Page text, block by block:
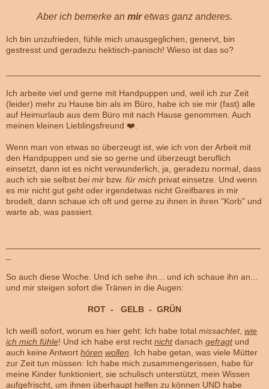
Aber ich bemerke an miretwas ganz anderes.
Ich bin unzufrieden, fühle mich unausgeglichen, genervt, bin
gestresst und geradezu hektisch-panisch! Wieso ist das so?
Ich arbeite viel und gerne mit Handpuppen und, weil ich zur Zeit
(leider) mehr zu Hause bin als im Büro, habe ich sie mir (fast) alle
auf Heimurlaub aus dem Büro mit nach Hause genommen. Auch
meinen kleinen Lieblingsfreund ❤️.
Wenn man von etwas so überzeugt ist, wie ich von der Arbeit mit
den Handpuppen und sie so gerne und überzeugt beruflich
einsetzt, dann ist es nicht verwunderlich, ja, geradezu normal, dass
auch ich sie selbst bei mir bzw. für mich privat einsetze. Und wenn
es mir nicht gut geht oder irgendetwas nicht Greifbares in mir
brodelt, dann schaue ich oft und gerne zu ihnen in ihren "Korb" und
warte ab, was passiert.
So auch diese Woche. Und ich sehe ihn... und ich schaue ihn an...
und mir steigen sofort die Tränen in die Augen:
ROT - GELB - GRÜN
Ich weiß sofort, worum es hier geht: Ich habe total missachtet, wie
ich mich fühle! Und ich habe erst recht nichtdanach gefragtund
auch keine Antwort hören wollen. Ich habe getan, was viele Mütter
zur Zeit tun müssen: Ich habe mich zusammengerissen, habe für
meine Kinder funktioniert, sie schulisch unterstützt, mein Wissen
aufgefrischt, um ihnen überhaupt helfen zu können UND habe